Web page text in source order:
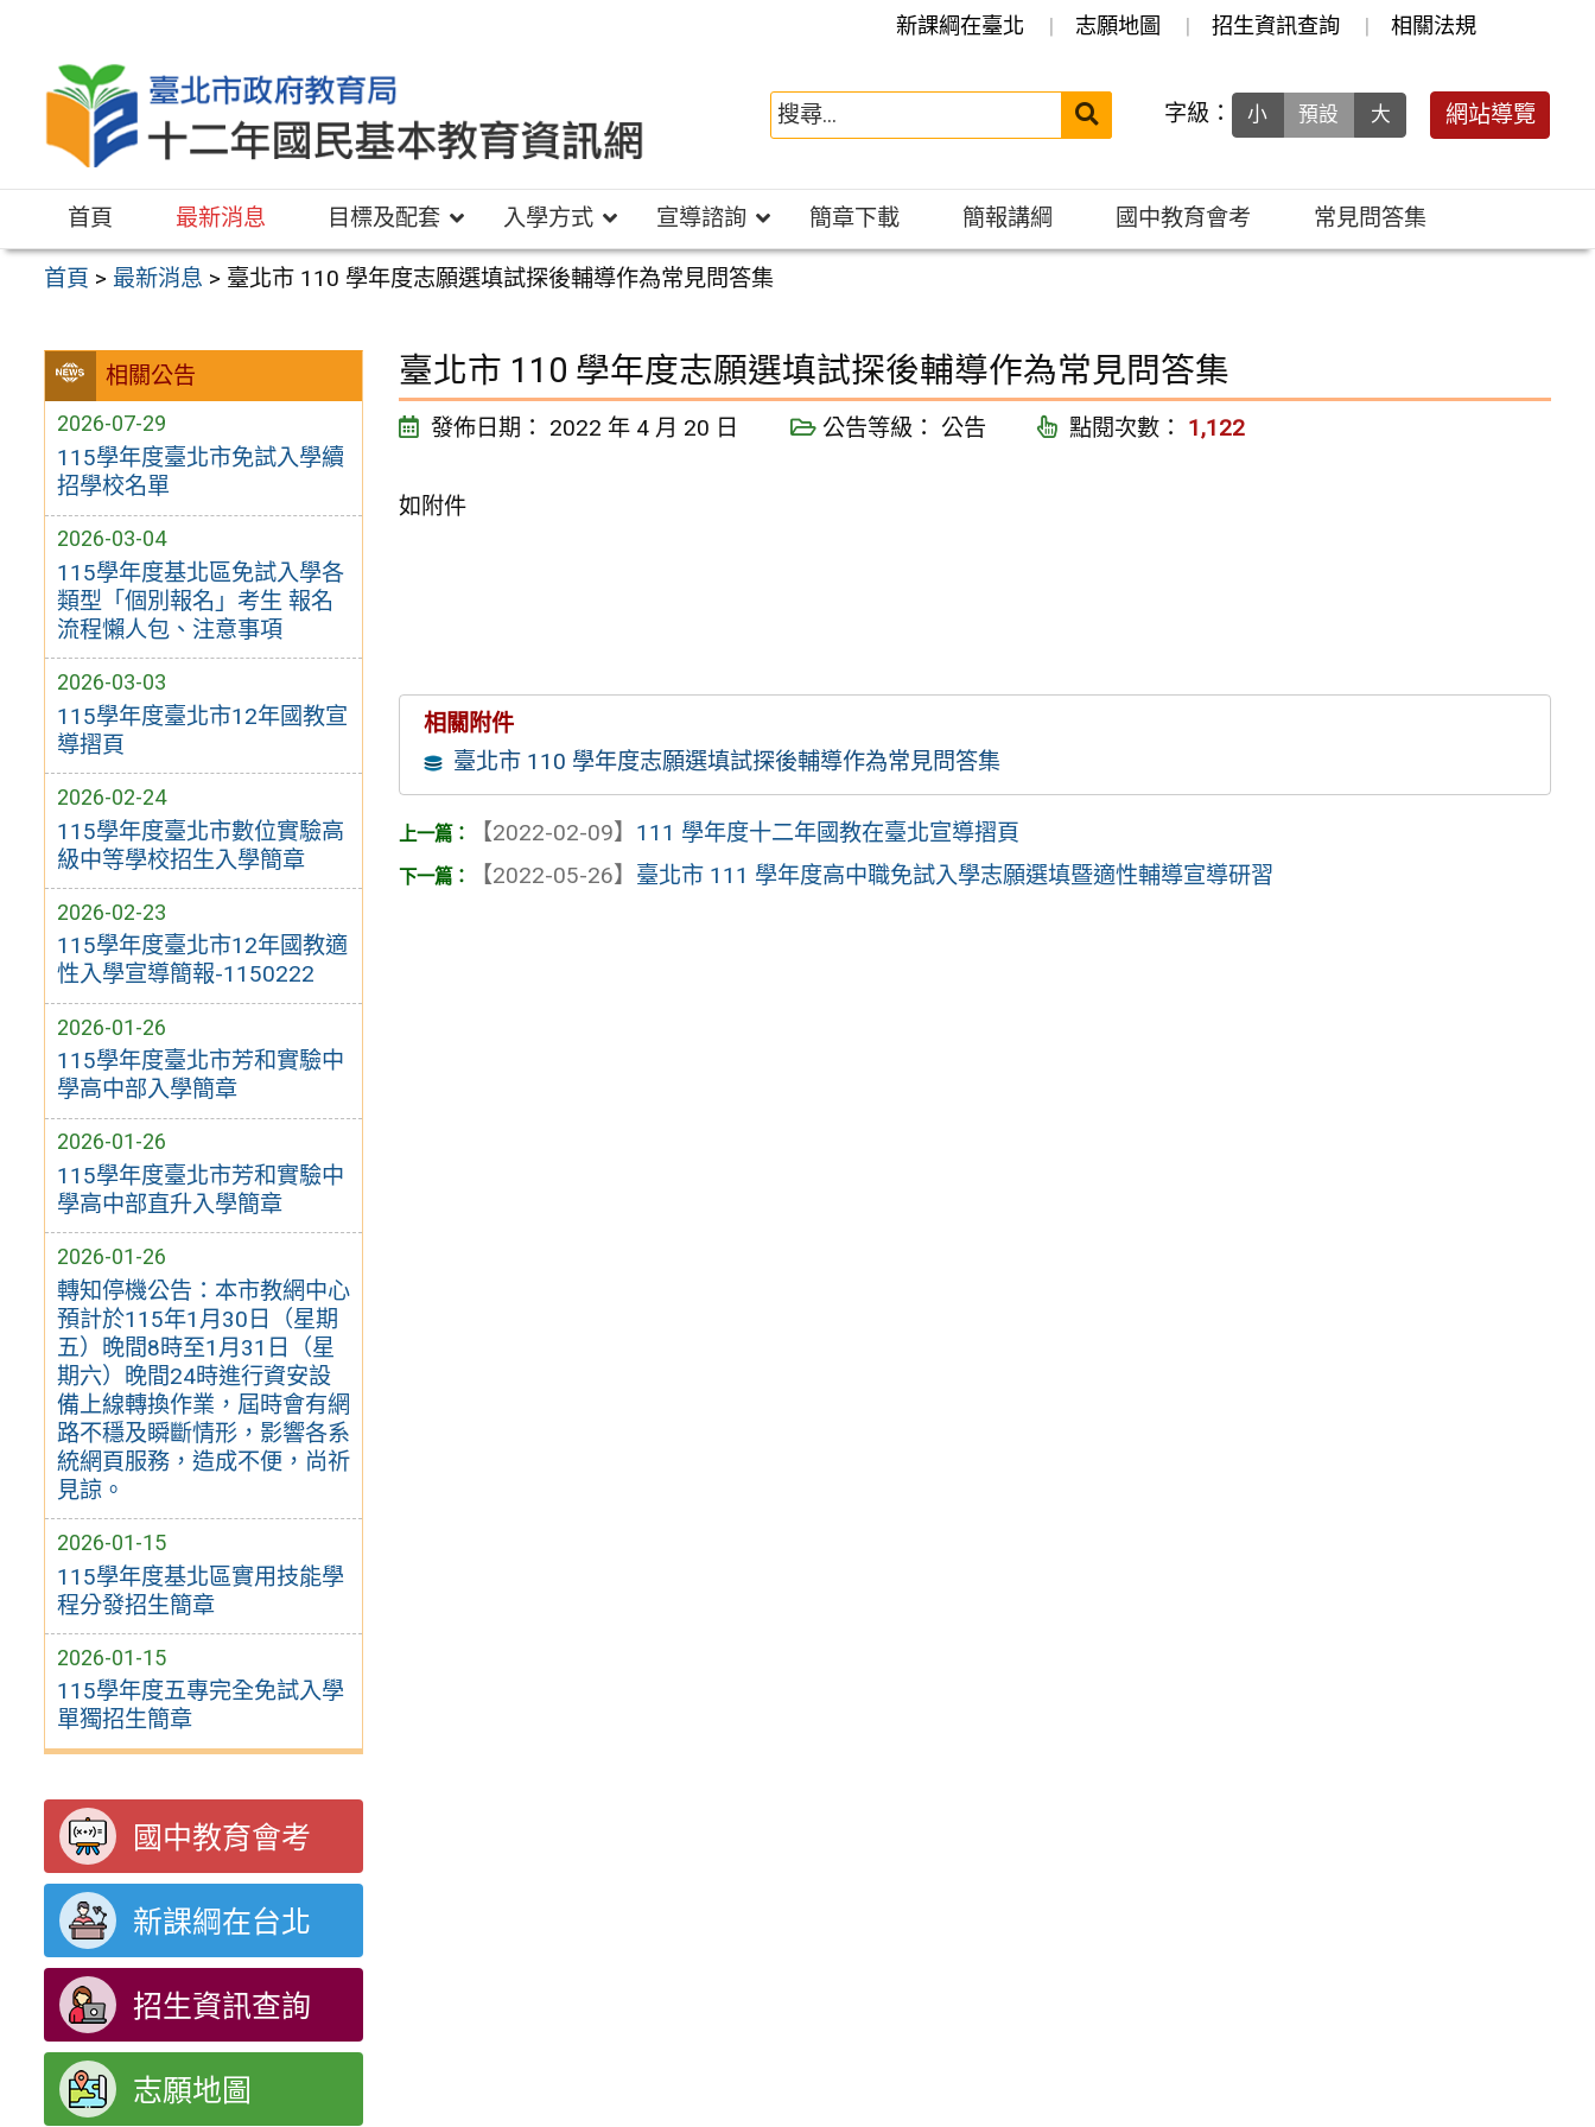
容
新課綱在臺北 志願地圖 招生資訊查詢 相關法規
送出 字級： 小 預設 大 網站導覽
首頁 最新消息 目標及配套 入學方式 宣導諮詢 簡章下載 簡報講綱 國中教育會考 常見問答集
首頁 > 最新消息 > 臺北市 110 學年度志願選填試探後輔導作為常見問答集
相關公告
2026-07-29
115學年度臺北市免試入學續
招學校名單
2026-03-04
115學年度基北區免試入學各
類型「個別報名」考生 報名
流程懶人包、注意事項
2026-03-03
115學年度臺北市12年國教宣
導摺頁
2026-02-24
115學年度臺北市數位實驗高
級中等學校招生入學簡章
2026-02-23
115學年度臺北市12年國教適
性入學宣導簡報-1150222
2026-01-26
115學年度臺北市芳和實驗中
學高中部入學簡章
2026-01-26
115學年度臺北市芳和實驗中
學高中部直升入學簡章
2026-01-26
轉知停機公告：本市教網中心
預計於115年1月30日（星期
五）晚間8時至1月31日（星
期六）晚間24時進行資安設
備上線轉換作業，屆時會有網
路不穩及瞬斷情形，影響各系
統網頁服務，造成不便，尚祈
見諒。
2026-01-15
115學年度基北區實用技能學
程分發招生簡章
2026-01-15
115學年度五專完全免試入學
單獨招生簡章
國中教育會考
新課綱在台北
招生資訊查詢
志願地圖
臺北市 110 學年度志願選填試探後輔導作為常見問答集
發佈日期： 2022 年 4 月 20 日 公告等級： 公告 點閱次數： 1,122
如附件
相關附件
臺北市 110 學年度志願選填試探後輔導作為常見問答集
【2022-02-09】 111 學年度十二年國教在臺北宣導摺頁
【2022-05-26】 臺北市 111 學年度高中職免試入學志願選填暨適性輔導宣導研習